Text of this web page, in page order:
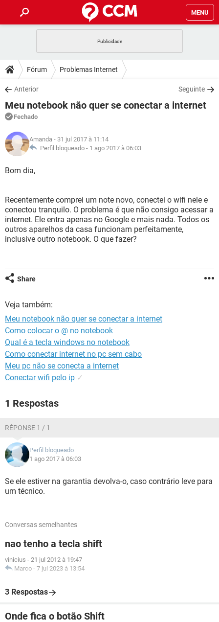
MENU
CELULAR FACEBOOK
OUTLOOK
INSTAGRAM GMAIL
GUIA DE COMPRAS
DICAS
JOGOS WHATSAPP
OUTLOOK
INSTAGRAM
GUIA DE COMPRAS
DOWNLOADS
JOGOS WHATSAPP
CELULAR
OUTLOOK
INSTAGRAM
GUIA DE COMPRAS
FÓRUM
JOGOS
CELULAR FACEBOOK
GUIA DE COMPRAS
GLOSSÁRIO
JOGOS
CELULAR
INSTAGRAM GMAIL
GUIA DE COMPRAS
Fórum Problemas Internet
Anterior Seguinte
Meu notebook não quer se conectar a internet
Fechado
Amanda - 31 jul 2017 à 11:14
Perfil bloqueado - 1 ago 2017 à 06:03
Bom dia,
Recentemente comprei um note novo, conectei o wifi nele e
conectou tranquilo. O problema é que não consigo acessar a
internet. Ele entra apenas no Google e mais nada. Todos os
outros aparelhos da casa funcionam perfeitamente,
inclusive outro notebook. O que fazer?
Share
Veja também:
Meu notebook não quer se conectar a internet
Como colocar o @ no notebook
Qual é a tecla windows no notebook
Como conectar internet no pc sem cabo
Meu pc não se conecta a internet
Conectar wifi pelo ip ✓
1 Respostas
RÉPONSE 1 / 1
Perfil bloqueado
1 ago 2017 à 06:03
Se ele estiver na garantia devolva-o, caso contrário leve para
um técnico.
Conversas semelhantes
nao tenho a tecla shift
vinicius - 21 jul 2012 à 19:47
Marco - 7 jul 2023 à 13:54
3 Respostas
Onde fica o botão Shift